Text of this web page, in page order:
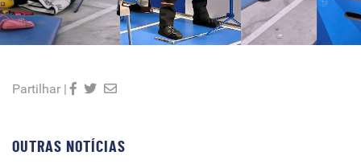
Partilhar |
OUTRAS NOTÍCIAS